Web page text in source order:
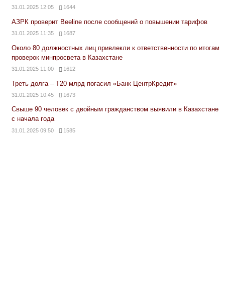
31.01.2025 12:05 1644
АЗРК проверит Beeline после сообщений о повышении тарифов
31.01.2025 11:35 1687
Около 80 должностных лиц привлекли к ответственности по итогам
проверок минпросвета в Казахстане
31.01.2025 11:00 1612
Треть долга – Т20 млрд погасил «Банк ЦентрКредит»
31.01.2025 10:45 1673
Свыше 90 человек с двойным гражданством выявили в Казахстане
с начала года
31.01.2025 09:50 1585